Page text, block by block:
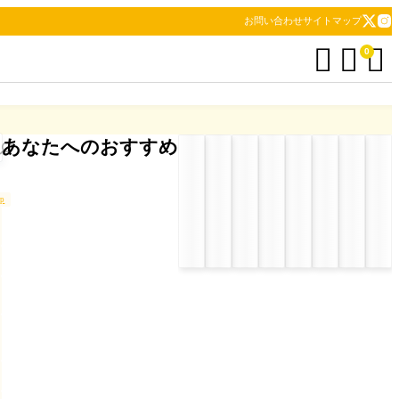
お問い合わせサイトマップ
  0
あなたへのおすすめ